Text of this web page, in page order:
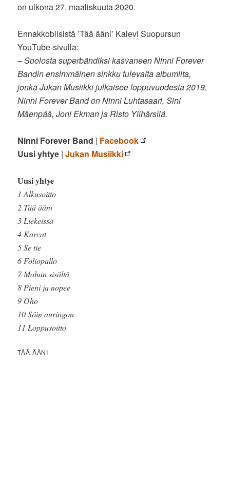
on ulkona 27. maaliskuuta 2020.
Ennakkobiisistä ’Tää ääni’ Kalevi Suopursun
YouTube-sivulla:
– Soolosta superbändiksi kasvaneen Ninni Forever
Bandin ensimmäinen sinkku tulevalta albumilta,
jonka Jukan Musiikki julkaisee loppuvuodesta 2019.
Ninni Forever Band on Ninni Luhtasaari, Sini
Mäenpää, Joni Ekman ja Risto Ylihärsilä.
Ninni Forever Band | Facebook
Uusi yhtye | Jukan Musiikki
Uusi yhtye
1 Alkusoitto
2 Tää ääni
3 Liekeissä
4 Karvat
5 Se tie
6 Foliopallo
7 Mahan sisältä
8 Pieni ja nopee
9 Oho
10 Söin auringon
11 Loppusoitto
TÄÄ ÄÄNI